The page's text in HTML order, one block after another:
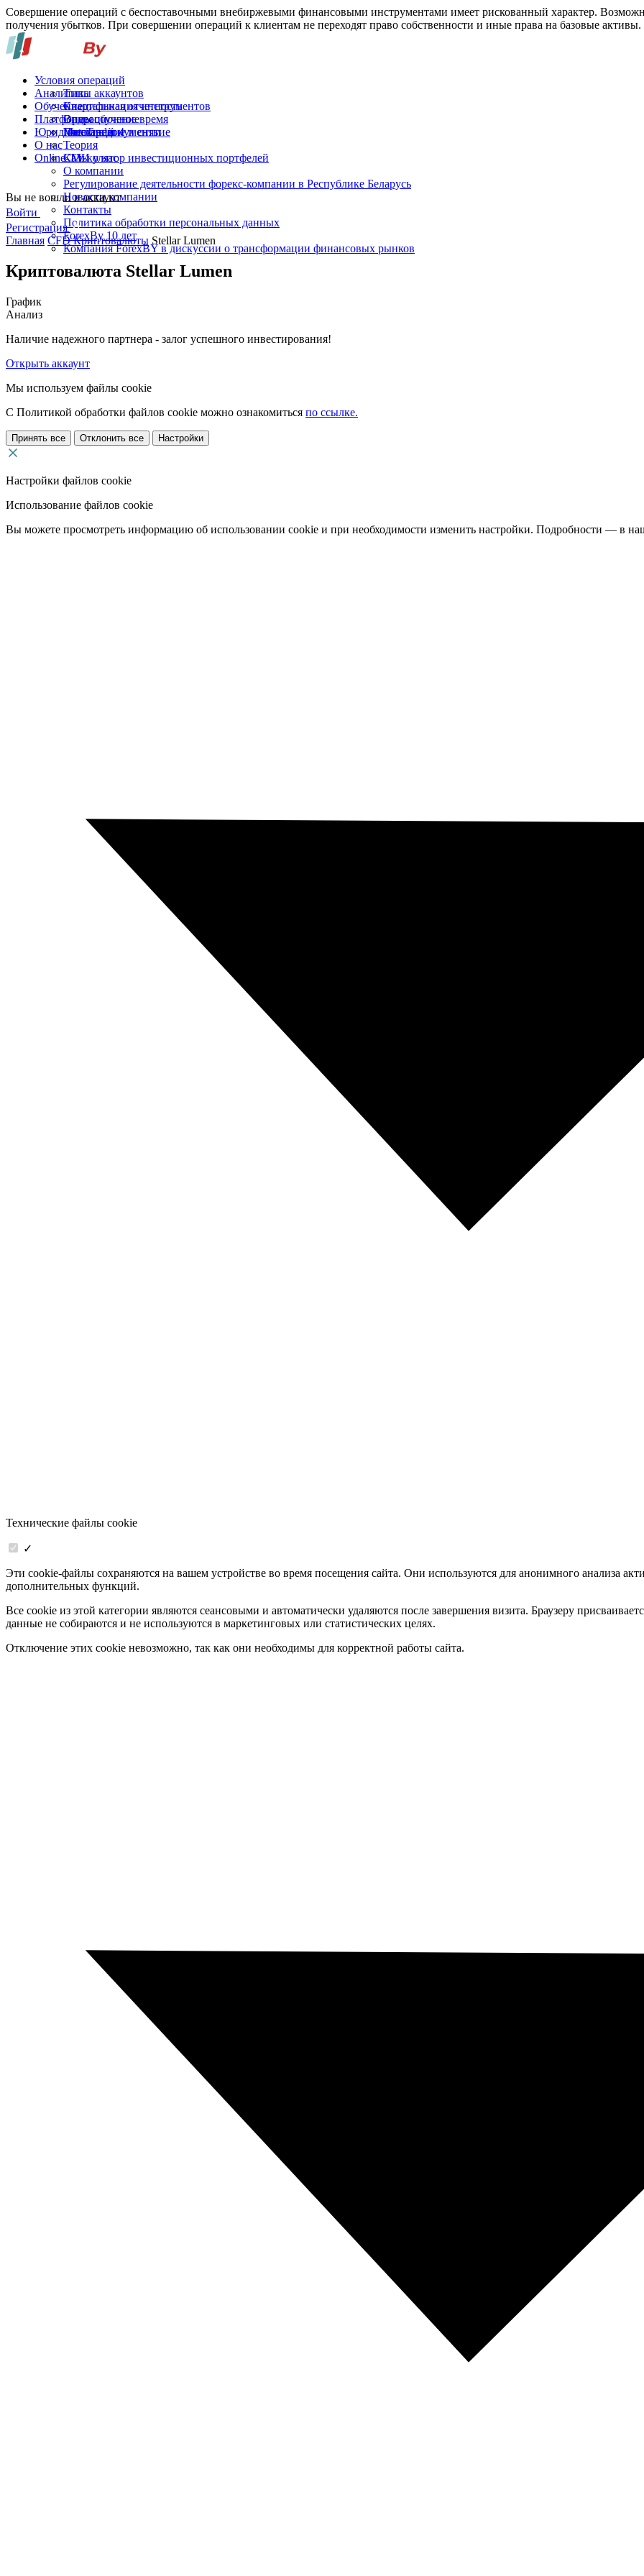
Совершение операций с беспоставочными внебиржевыми финансовыми инструментами имеет рискованный характер.
получения убытков. При совершении операций к клиентам не переходят право собственности и иные права на базовые активы.
Условия операций
Типы аккаунтов
Спецификация инструментов
Операционное время
Пополнение и снятие
Аналитика
Квартальная отчетность
Обучение
Видеообучение
Глоссарий
Теория
Калькулятор инвестиционных портфелей
Платформы
MetaTrader 4
Юридические документы
О нас
СМИ о нас
О компании
Регулирование деятельности форекс-компании в Республике Беларусь
Новости компании
Контакты
Политика обработки персональных данных
ForexBy 10 лет
Компания ForexBY в дискуссии о трансформации финансовых рынков
Online-TV
Вы не вошли в аккаунт
Войти
Регистрация
Главная CFD Криптовалюты Stellar Lumen
Криптовалюта Stellar Lumen
График
Анализ
Наличие надежного партнера - залог успешного инвестирования!
Открыть аккаунт
Мы используем файлы cookie
С Политикой обработки файлов cookie можно ознакомиться по ссылке.
Принять все Отклонить все Настройки
Настройки файлов cookie
Использование файлов cookie
Вы можете просмотреть информацию об использовании cookie и при необходимости изменить настройки. Подробности — в
Технические файлы cookie
✓
Эти cookie-файлы сохраняются на вашем устройстве во время посещения сайта. Они используются для анонимного анализа
дополнительных функций.
Все cookie из этой категории являются сеансовыми и автоматически удаляются после завершения визита. Браузеру
данные не собираются и не используются в маркетинговых или статистических целях.
Отключение этих cookie невозможно, так как они необходимы для корректной работы сайта.